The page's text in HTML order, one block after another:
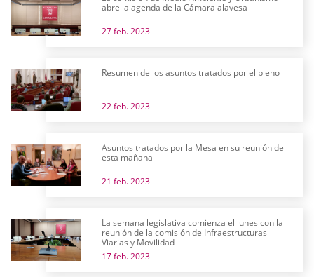
abre la agenda de la Cámara alavesa
27 feb. 2023
Resumen de los asuntos tratados por el pleno
22 feb. 2023
Asuntos tratados por la Mesa en su reunión de
esta mañana
21 feb. 2023
La semana legislativa comienza el lunes con la
reunión de la comisión de Infraestructuras
Viarias y Movilidad
17 feb. 2023